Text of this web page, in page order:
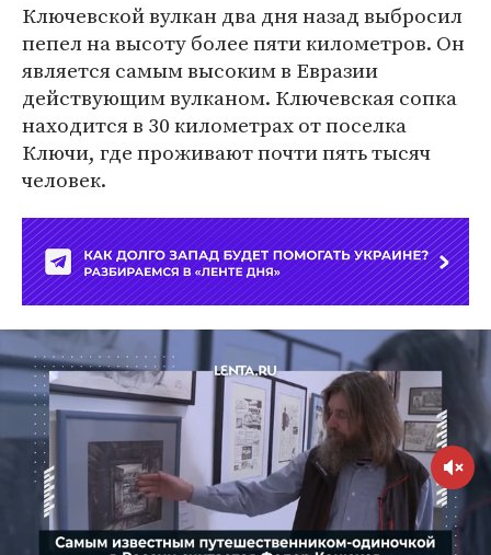
Ключевской вулкан два дня назад выбросил
пепел на высоту более пяти километров. Он
является самым высоким в Евразии
действующим вулканом. Ключевская сопка
находится в 30 километрах от поселка
Ключи, где проживают почти пять тысяч
человек.